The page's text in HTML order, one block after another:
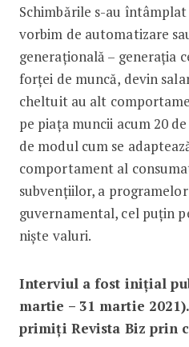
Schimbările s-au
vorbim de automatizare
generațională – generația
forței de muncă, devin
cheltuit au alt
pe piața muncii acum 20
de modul cum se
comportament al
subvențiilor, a
guvernamental, cel puțin
niște valuri.
Interviul a fost inițial
martie – 31 martie
primiți Revista Biz prin